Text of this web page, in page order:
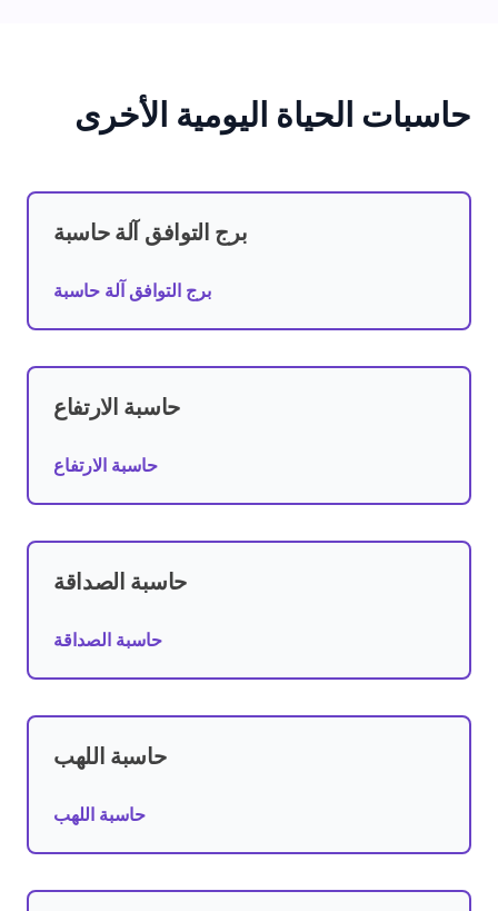
حاسبات الحياة اليومية الأخرى
برج التوافق آلة حاسبة
برج التوافق آلة حاسبة
حاسبة الارتفاع
حاسبة الارتفاع
حاسبة الصداقة
حاسبة الصداقة
حاسبة اللهب
حاسبة اللهب